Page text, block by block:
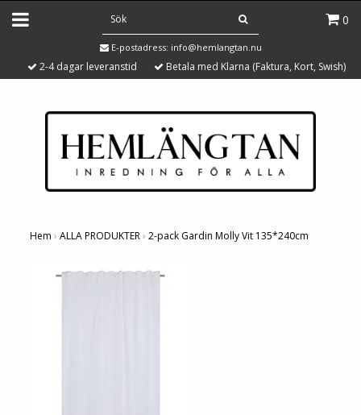
0
E-postadress: info@hemlangtan.nu
2-4 dagar leveranstid Betala med Klarna (Faktura, Kort, Swish)
Hem › ALLA PRODUKTER› 2-pack Gardin Molly Vit 135*240cm